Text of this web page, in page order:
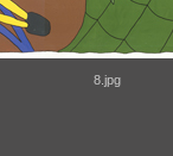
8.jpg